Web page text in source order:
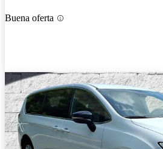
Buena oferta